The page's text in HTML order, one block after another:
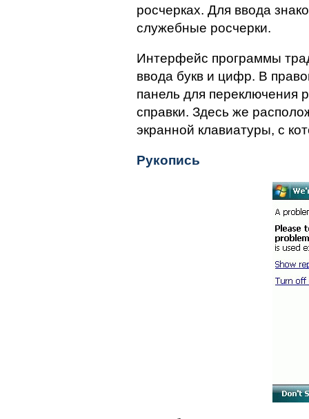
росчерках. Для ввода
служебные росчерки.
Интерфейс программы
ввода букв и цифр. В
панель для переключения
справки. Здесь же
экранной клавиатуры, с
Рукопись